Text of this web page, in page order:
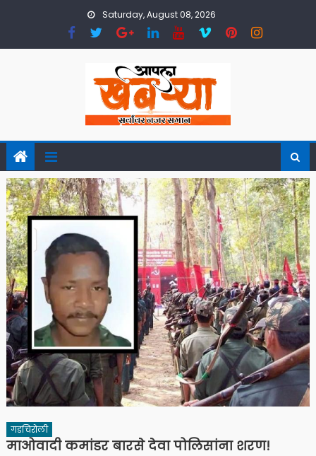
Saturday, August 08, 2026
गडचिरोली
माओवादी कमांडर बारसे देवा पोलिसांना शरण!